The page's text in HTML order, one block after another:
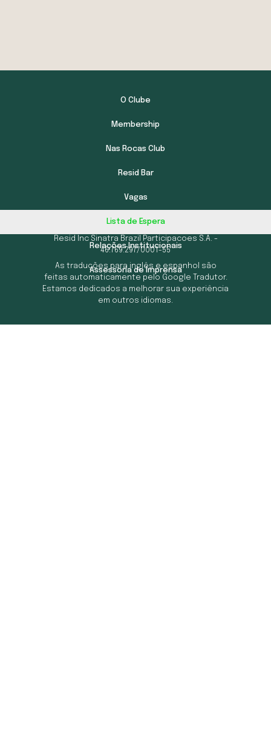
O Clube
Membership
Nas Rocas Club
Resid Bar
Vagas
Lista de Espera
Relações Institucionais
Assessoria de Imprensa
& Hotels.
Resid Inc Sinatra Brazil Participacoes S.A. -
46.769.297/0001-55
As traduções para inglês e espanhol são
feitas automaticamente pelo Google Tradutor.
Estamos dedicados a melhorar sua experiência
em outros idiomas.